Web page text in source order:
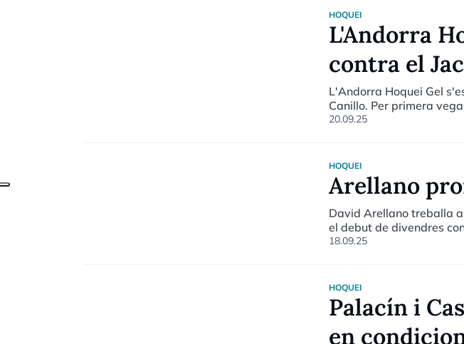
HOQUEI
L'Andorra
contra el
L'Andorra Hoquei Gel
Canillo. Per primera
per impulsar una
20.09.25
HOQUEI
Arellano
David Arellano treballa
el debut de divendres
deixat clar que aportarà
18.09.25
HOQUEI
Palacín i
en